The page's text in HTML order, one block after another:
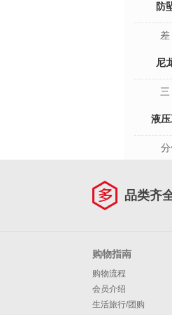
防
尼
液
品类齐
购物指南
购物流程
会员介绍
生活旅行/团购